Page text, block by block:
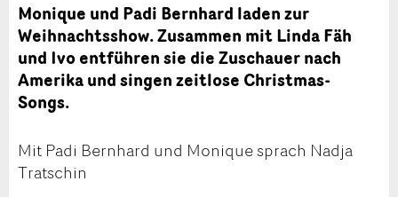
Monique und Padi Bernhard laden zur
Weihnachtsshow. Zusammen mit Linda Fäh
und Ivo entführen sie die Zuschauer nach
Amerika und singen zeitlose Christmas-
Songs.
Mit Padi Bernhard und Monique sprach Nadja
Tratschin